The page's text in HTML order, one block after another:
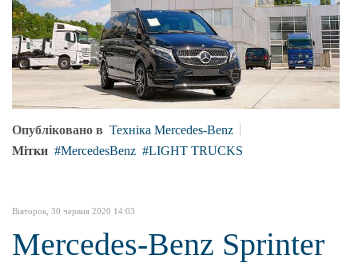
Опубліковано в Техніка Mercedes-Benz
Мітки
MercedesBenz LIGHT TRUCKS
Вівторок, 30 червня 2020 14:03
Mercedes-Benz Sprinter